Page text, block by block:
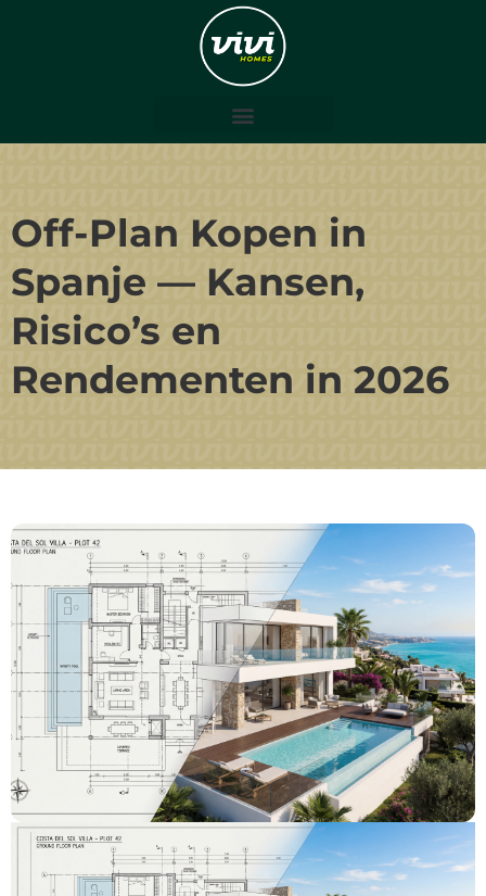
Off-Plan Kopen in
Spanje — Kansen,
Risico’s en
Rendementen in 2026